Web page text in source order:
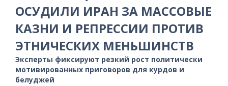
ОСУДИЛИ ИРАН ЗА МАССОВЫЕ
КАЗНИ И РЕПРЕССИИ ПРОТИВ
ЭТНИЧЕСКИХ МЕНЬШИНСТВ
Эксперты фиксируют резкий рост политически
мотивированных приговоров для курдов и
белуджей